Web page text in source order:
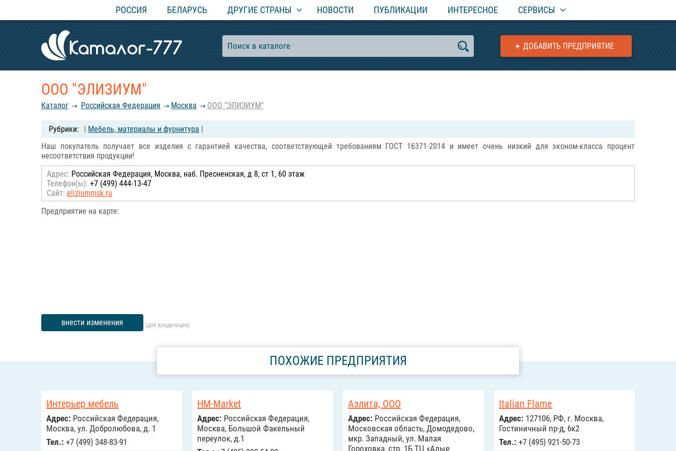
РОССИЯ БЕЛАРУСЬ ДРУГИЕ СТРАНЫ НОВОСТИ ПУБЛИКАЦИИ ИНТЕРЕСНОЕ СЕРВИСЫ
ДОБАВИТЬ ПРЕДПРИЯТИЕ
ООО "ЭЛИЗИУМ"
Каталог Российcкая Федерация Москва ООО "ЭЛИЗИУМ"
| Мебель, материалы и фурнитура |
Наш покупатель получает все изделия с гарантией качества, соответствующей требованиям ГОСТ 16371-2014 и имеет очень низкий для эконом-класса процент
несоответствия продукции!
Адрес: Российcкая Федерация, Москва, наб. Пресненская, д 8, ст 1, 60 этаж
Телефон(ы): +7 (499) 444-13-47
Сайт: eliziummsk.ru
Предприятие на карте:
внести изменения (для владельцев)
ПОХОЖИЕ ПРЕДПРИЯТИЯ
Интерьер мебель
Адрес: Российcкая Федерация,
Москва, ул. Добролюбова, д. 1
Тел.: +7 (499) 348-83-91
HM-Market
Адрес: Российcкая Федерация,
Москва, Большой Факельный
переулок, д.1
Аэлита, ООО
Адрес: Российcкая Федерация,
Московская область, Домодедово,
мкр. Западный, ул. Малая
Гороховка, стр. 1Б ТЦ «Алые
Italian Flame
Адрес: 127106, РФ, г. Москва,
Гостиничный пр-д, 6к2
Тел.: +7 (495) 921-50-73